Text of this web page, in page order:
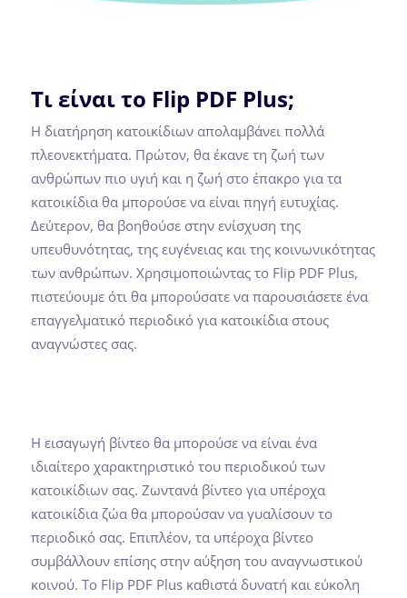
Τι είναι το Flip PDF Plus;
Η διατήρηση κατοικίδιων απολαμβάνει πολλά
πλεονεκτήματα. Πρώτον, θα έκανε τη ζωή των
ανθρώπων πιο υγιή και η ζωή στο έπακρο για τα
κατοικίδια θα μπορούσε να είναι πηγή ευτυχίας.
Δεύτερον, θα βοηθούσε στην ενίσχυση της
υπευθυνότητας, της ευγένειας και της κοινωνικότητας
των ανθρώπων. Χρησιμοποιώντας το Flip PDF Plus,
πιστεύουμε ότι θα μπορούσατε να παρουσιάσετε ένα
επαγγελματικό περιοδικό για κατοικίδια στους
αναγνώστες σας.
Η εισαγωγή βίντεο θα μπορούσε να είναι ένα
ιδιαίτερο χαρακτηριστικό του περιοδικού των
κατοικίδιων σας. Ζωντανά βίντεο για υπέροχα
κατοικίδια ζώα θα μπορούσαν να γυαλίσουν το
περιοδικό σας. Επιπλέον, τα υπέροχα βίντεο
συμβάλλουν επίσης στην αύξηση του αναγνωστικού
κοινού. Το Flip PDF Plus καθιστά δυνατή και εύκολη